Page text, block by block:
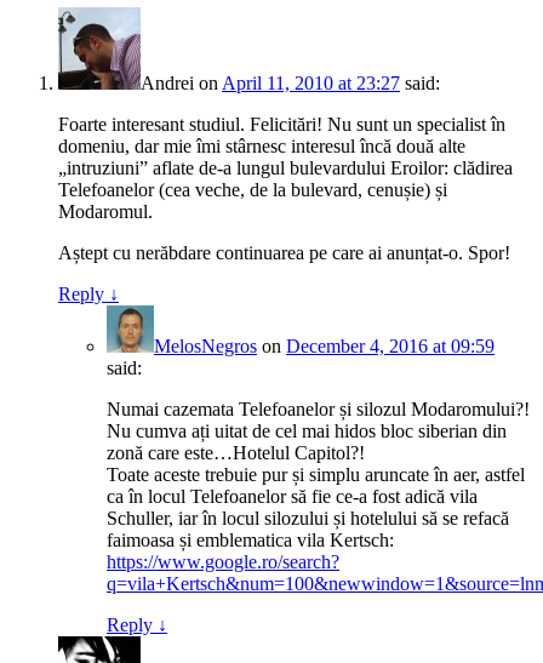
Andrei on April 11, 2010 at 23:27 said:
Foarte interesant studiul. Felicitări! Nu sunt un specialist în
domeniu, dar mie îmi stârnesc interesul încă două alte
„intruziuni” aflate de-a lungul bulevardului Eroilor: clădirea
Telefoanelor (cea veche, de la bulevard, cenușie) și
Modaromul.
Aștept cu nerăbdare continuarea pe care ai anunțat-o. Spor!
Reply ↓
MelosNegros on December 4, 2016 at 09:59
said:
Numai cazemata Telefoanelor și silozul Modaromului?!
Nu cumva ați uitat de cel mai hidos bloc siberian din
zonă care este…Hotelul Capitol?!
Toate aceste trebuie pur și simplu aruncate în aer, astfel
ca în locul Telefoanelor să fie ce-a fost adică vila
Schuller, iar în locul silozului și hotelului să se refacă
faimoasa și emblematica vila Kertsch:
https://www.google.ro/search?
Reply ↓